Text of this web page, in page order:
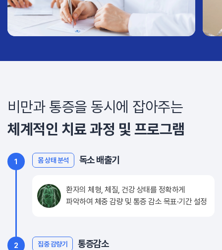
비만과 통증을 동시에 잡아주는
체계적인 치료 과정 및 프로그램
1 몸 상태 분석 독소 배출기
환자의 체형, 체질, 건강 상태를 정확하게
파악하여 체중 감량 및 통증 감소 목표·기간 설정
2 집중 감량기 통증감소